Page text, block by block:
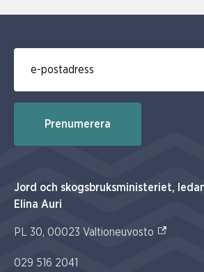
Prenumerera
Jord och skogsbruksministeriet,
Elina Auri
PL 30, 00023 Valtioneuvosto (Extern
029 516 2041